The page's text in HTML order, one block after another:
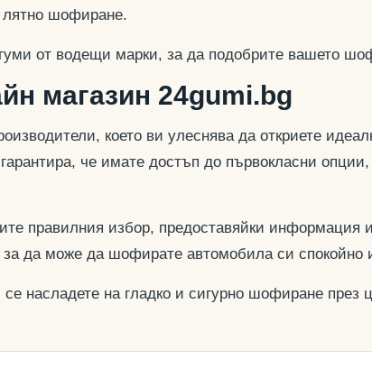
лятно шофиране.
от водещи марки, за да подобрите вашето
магазин 24gumi.bg
което ви улеснява да откриете
че имате достъп до първокласни
правилния избор, предоставяйки информация
да може да шофирате автомобила си спокойно
насладете на гладко и сигурно шофиране през